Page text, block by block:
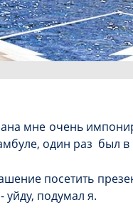
мне очень
один раз был
посетить
подумал я.